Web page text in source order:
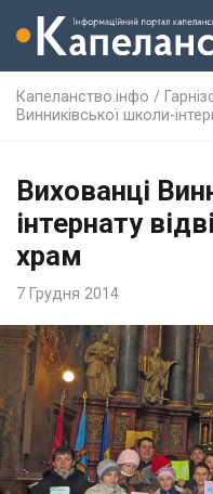
Капеланство.інфо /
Винниківської школи-
Вихованці
інтернату
храм
7 Грудня 2014